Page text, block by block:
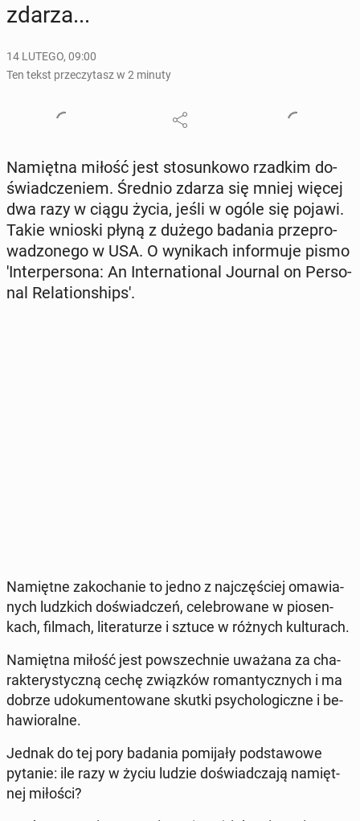
zdarza...
14 LUTEGO, 09:00
Ten tekst przeczytasz w 2 minuty
Na­mięt­na miłość jest sto­sun­ko­wo rzadkim do­
świad­cze­niem. Średnio zdarza się mniej więcej
dwa razy w ciągu życia, jeśli w ogóle się pojawi.
Takie wnioski płyną z dużego badania prze­pro­
wa­dzo­ne­go w USA. O wy­ni­kach in­for­mu­je pismo
'In­ter­per­so­na: An In­ter­na­tio­nal Journal on Per­so­
nal Re­la­tion­ship­s'.
Na­mięt­ne za­ko­cha­nie to jedno z naj­czę­ściej oma­wia­
nych ludz­kich do­świad­czeń, ce­le­bro­wa­ne w pio­sen­
kach, filmach, li­te­ra­tu­rze i sztuce w różnych kul­tu­rach.
Na­mięt­na miłość jest po­wszech­nie uważana za cha­
rak­te­ry­stycz­ną cechę związ­ków ro­man­tycz­nych i ma
dobrze udo­ku­men­to­wa­ne skutki psy­cho­lo­gicz­ne i be­
ha­wio­ral­ne.
Jednak do tej pory badania po­mi­ja­ły pod­sta­wo­we
pytanie: ile razy w życiu ludzie do­świad­cza­ją na­mięt­
nej miłości?